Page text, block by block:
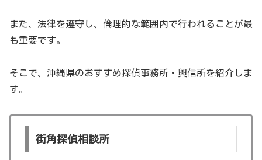
また、法律を遵守し、倫理的な範囲内で行われることが最
も重要です。
そこで、沖縄県のおすすめ探偵事務所・興信所を紹介しま
す。
街角探偵相談所